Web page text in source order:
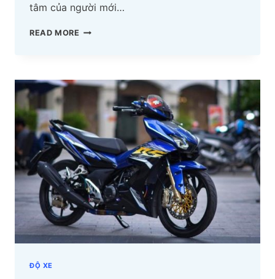
tâm của người mới…
READ MORE MỞ
YÊN
MÁY
TẠI
QUẬN
2
LẤY
NGUỒN
Ở
ĐÂU?
ĐỘ XE